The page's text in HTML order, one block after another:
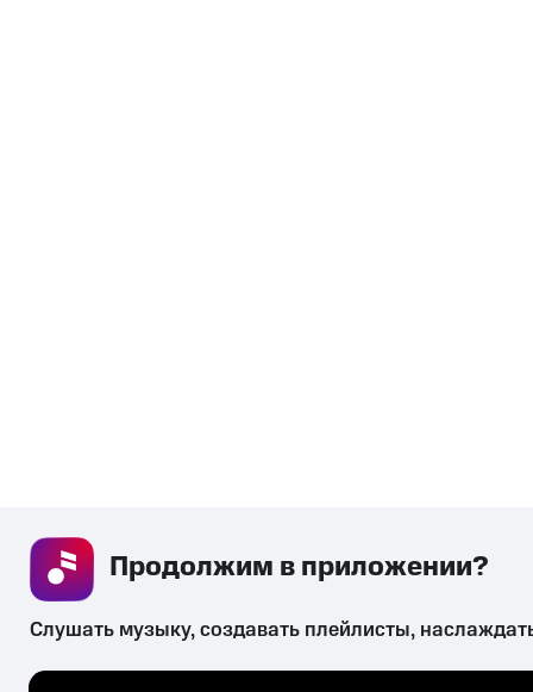
Продолжим в приложении?
Слушать музыку, создавать плейлисты,